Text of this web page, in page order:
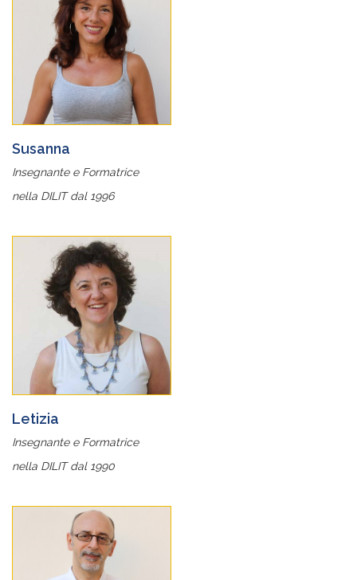
Susanna
Insegnante e Formatrice
nella DILIT dal 1996
Letizia
Insegnante e Formatrice
nella DILIT dal 1990